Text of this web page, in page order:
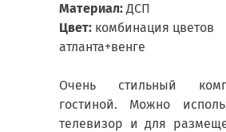
Материал:ДСП
Цвет: комбинация цветов
атланта+венге
Очень стильный
гостиной. Можно
телевизор и для